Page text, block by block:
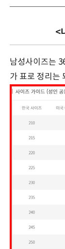
<
남성사이즈는
가 표로 정리는